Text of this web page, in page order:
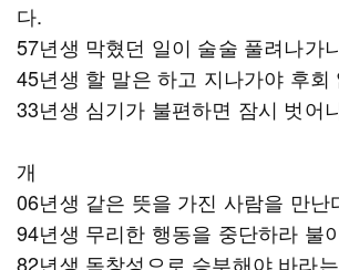
다.
57년생 막혔던 일이 술술 풀려나가
45년생 할 말은 하고 지나가야 후회
33년생 심기가 불편하면 잠시 벗어
개
06년생 같은 뜻을 가진 사람을 만난
94년생 무리한 행동을 중단하라 불
82년생 독창성으로 승부해야 바라